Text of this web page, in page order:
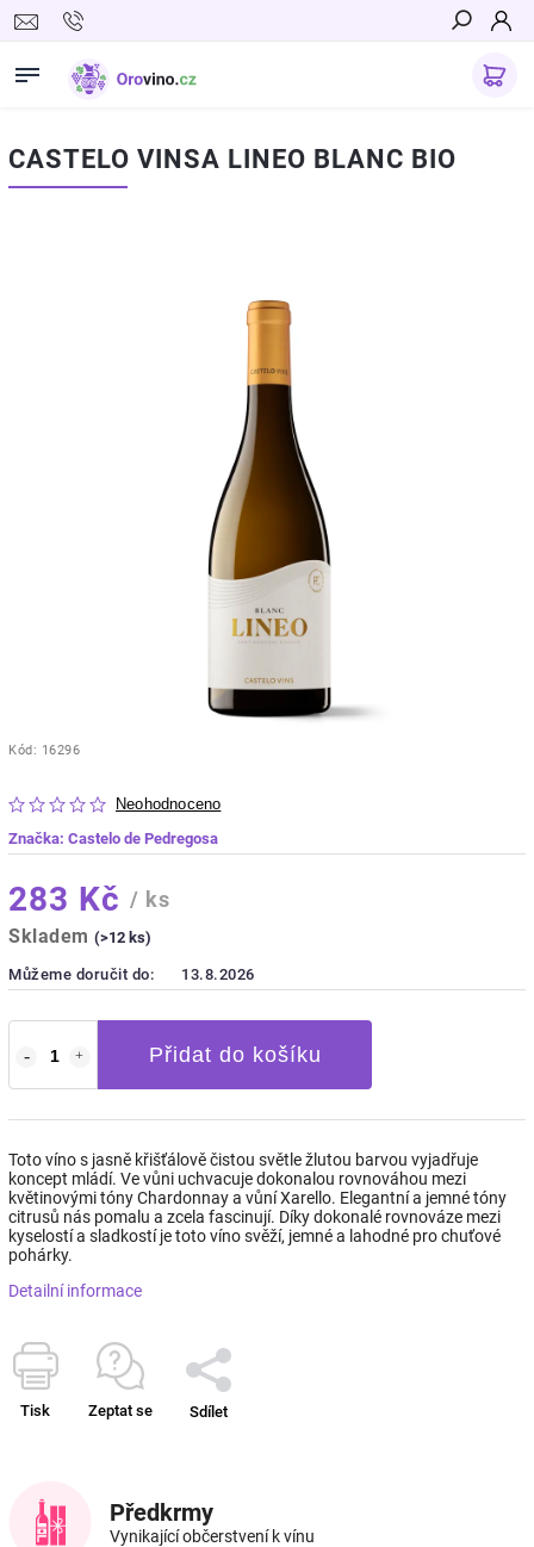
Hledat
CASTELO VINSA LINEO BLANC BIO
Kód: 16296
Neohodnoceno
Značka: Castelo de Pedregosa
283 Kč / ks
Skladem (>12 ks)
Můžeme doručit do: 13.8.2026
Přidat do košíku
Toto víno s jasně křišťálově čistou světle žlutou barvou vyjadřuje
koncept mládí. Ve vůni uchvacuje dokonalou rovnováhou mezi
květinovými tóny Chardonnay a vůní Xarello. Elegantní a jemné tóny
citrusů nás pomalu a zcela fascinují. Díky dokonalé rovnováze mezi
kyselostí a sladkostí je toto víno svěží, jemné a lahodné pro chuťové
pohárky.
Detailní informace
Tisk Zeptat se Sdílet
Předkrmy
Vynikající občerstvení k vínu